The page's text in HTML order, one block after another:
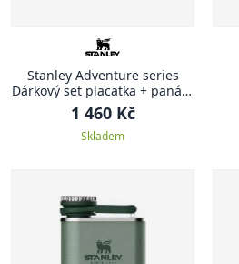
Stanley Adventure series
Dárkový set placatka + panáky
matná černá ADVENTURE
1 460 Kč
Skladem